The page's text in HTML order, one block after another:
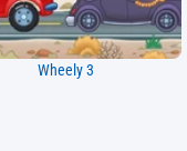
Wheely 3